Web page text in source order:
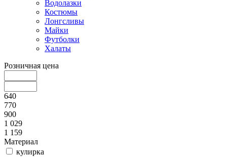
Водолазки
Костюмы
Лонгсливы
Майки
Футболки
Халаты
Розничная цена
640
770
900
1 029
1 159
Материал
кулирка